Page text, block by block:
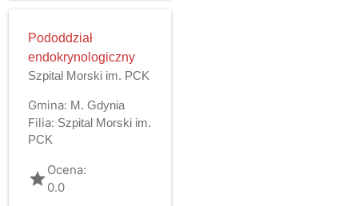
Pododdział
endokrynologiczny
Szpital Morski im. PCK
Gmina: M. Gdynia
Filia: Szpital Morski im.
PCK
gradeOcena:
0.0